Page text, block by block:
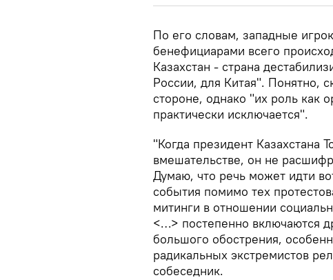
По его словам, западные
бенефициарами всего
Казахстан - страна
России, для Китая". Понятно,
стороне, однако "их роль как
практически исключается".
"Когда президент Казахстана
вмешательстве, он не
Думаю, что речь может идти
события помимо тех
митинги в отношении
<…> постепенно включаются
большого обострения,
радикальных экстремистов
собеседник.